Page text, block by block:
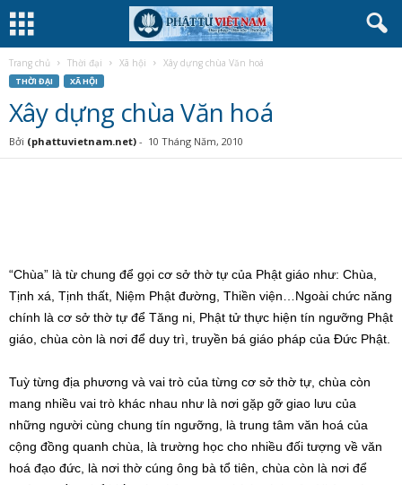
Trang chủ Thời đại Xã hội Xây dựng chùa Văn hoá
THỜI ĐẠI XÃ HỘI
Xây dựng chùa Văn hoá
Bởi (phattuvietnam.net) - 10 Tháng Năm, 2010
“Chùa” là từ chung để gọi cơ sở thờ tự của Phật giáo như: Chùa,
Tịnh xá, Tịnh thất, Niệm Phật đường, Thiền viện…Ngoài chức năng
chính là cơ sở thờ tự để Tăng ni, Phật tử thực hiện tín ngưỡng Phật
giáo, chùa còn là nơi để duy trì, truyền bá giáo pháp của Đức Phật.
Tuỳ từng địa phương và vai trò của từng cơ sở thờ tự, chùa còn
mang nhiều vai trò khác nhau như là nơi gặp gỡ giao lưu của
những người cùng chung tín ngưỡng, là trung tâm văn hoá của
cộng đồng quanh chùa, là trường học cho nhiều đối tượng về văn
hoá đạo đức, là nơi thờ cúng ông bà tổ tiên, chùa còn là nơi để